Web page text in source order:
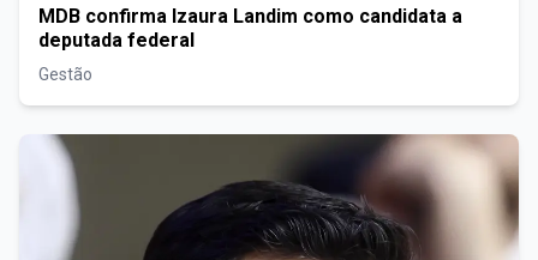
MDB confirma Izaura Landim como candidata a
deputada federal
Gestão